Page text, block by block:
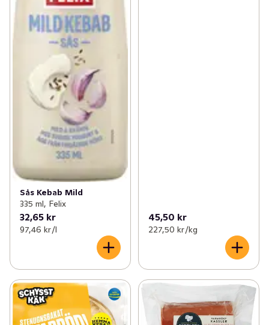
Sås Kebab Mild
335 ml, Felix
32,65 kr
97,46 kr /l
45,50 kr
227,50 kr /kg